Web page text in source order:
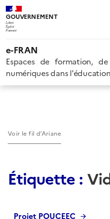
GOUVERNEMENT
Liberté
Égalité
Fraternité
e-FRAN
Espaces de formation,
numériques dans l'éducation
Voir le fil d’Ariane
Étiquette :
Projet POUCEEC